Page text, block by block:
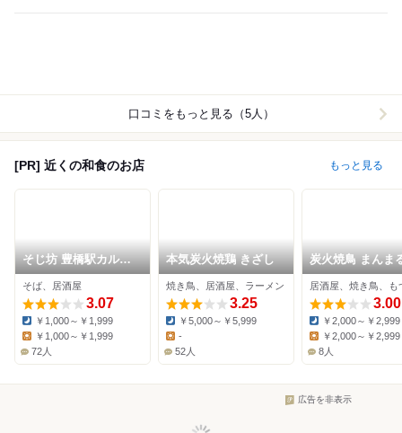
口コミをもっと見る（5人）
[PR] 近くの和食のお店 もっと見る
そじ坊 豊橋駅カルミ
ア店
そば、居酒屋
3.07
Dinner:
￥1,000～￥1,999
Lunch:
￥1,000～￥1,999
72人
本気炭火焼鶏 きざし
焼き鳥、居酒屋、ラーメン
3.25
Dinner:
￥5,000～￥5,999
Lunch:
-
52人
炭火焼鳥 まんま
橋駅前店
居酒屋、焼き鳥、も
3.00
Dinner:
￥2,000～￥2,999
Lunch:
￥2,000～￥2,999
8人
広告を非表示